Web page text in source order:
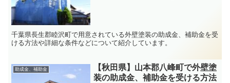
千葉県長生郡睦沢町で用意されている外壁塗装の助成金、補助金を受
ける方法や詳細な条件などについて紹介しています。
助成金、補助金
【秋田県】山本郡八峰町で外壁塗
装の助成金、補助金を受ける方法